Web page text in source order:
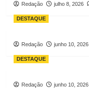
Redação julho 8, 2026
DESTAQUE
Redação junho 10, 2026
DESTAQUE
Redação junho 10, 2026